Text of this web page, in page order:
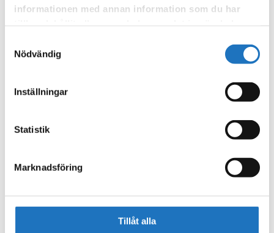
informationen med annan information som du har
Nödvändig
Inställningar
Statistik
Marknadsföring
Tillåt alla